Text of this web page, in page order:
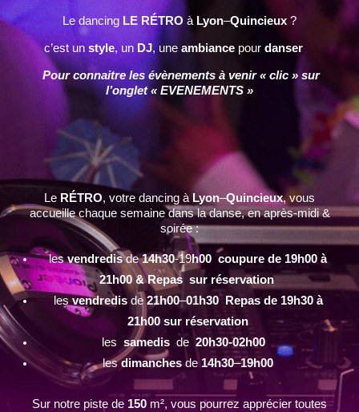
Le dancing LE RÉTRO à Lyon–Quincieux ?
c’est unstyle, un DJ, une ambiancepour danser
Pour connaitre les évènements à venir « clic » sur
l’onglet « EVENEMENTS »
Le RÉTRO, votre dancing àLyon–Quincieux, vous
accueille chaque semaine dans la danse, en après-midi &
soirée :
lesvendredisde14h30-19h00 coupure de 19h00 à
21h00 & Repas sur réservation
lesvendredisde21h00–01h30 Repas de 19h30 à
21h00 sur réservation
les samedis de20h30-02h00
lesdimanches de 14h30–19h00
Sur notre piste de 150 m², vous pourrez apprécier toutes